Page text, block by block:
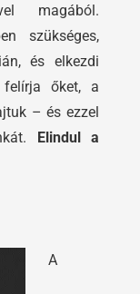
magából.
szükséges,
és elkezdi
őket, a
– és ezzel
Elindul a
A